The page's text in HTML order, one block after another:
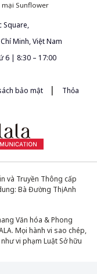
mại Sunflower
Square,
Minh, Việt Nam
6 | 8:30 – 17:00
bảo mật |
Thỏa
và Truyền Thông cấp
Bà Đường Thị Anh
Văn hóa & Phong
Mọi hành vi sao chép,
vi phạm Luật Sở hữu